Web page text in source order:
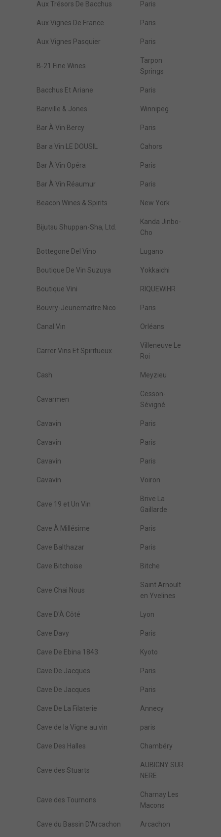
Aux Trésors De Bacchus Paris
Aux Vignes De France Paris
Aux Vignes Pasquier Paris
B-21 Fine Wines
Tarpon
Springs
Bacchus Et Ariane Paris
Banville & Jones Winnipeg
Bar À Vin Bercy Paris
Bar a Vin LE DOUSIL Cahors
Bar À Vin Opéra Paris
Bar À Vin Réaumur Paris
Beacon Wines & Spirits New York
Bijutsu Shuppan-Sha, Ltd.
Kanda Jinbo-
Cho
Bottegone Del Vino Lugano
Boutique De Vin Suzuya Yokkaichi
Boutique Vini RIQUEWIHR
Bouvry-Jeunemaître Nico Paris
Canal Vin Orléans
Carrer Vins Et Spiritueux
Villeneuve Le
Roi
Cash Meyzieu
Cavarmen
Cesson-
Sévigné
Cavavin Paris
Cavavin Paris
Cavavin Paris
Cavavin Voiron
Cave 19 et Un Vin
Brive La
Gaillarde
Cave À Millésime Paris
Cave Balthazar Paris
Cave Bitchoise Bitche
Cave Chai Nous
Saint Arnoult
en Yvelines
Cave D'À Côté Lyon
Cave Davy Paris
Cave De Ebina 1843 Kyoto
Cave De Jacques Paris
Cave De Jacques Paris
Cave De La Filaterie Annecy
Cave de la Vigne au vin paris
Cave Des Halles Chambéry
Cave des Stuarts
AUBIGNY SUR
NERE
Cave des Tournons
Charnay Les
Macons
Cave du Bassin D'Arcachon Arcachon